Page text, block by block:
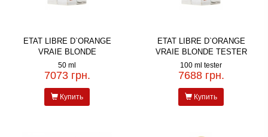
ETAT LIBRE D`ORANGE
VRAIE BLONDE
50 ml
7073 грн.
Купить
ETAT LIBRE D`ORANGE
VRAIE BLONDE TESTER
100 ml tester
7688 грн.
Купить